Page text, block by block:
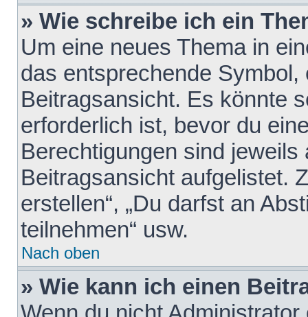
» Wie schreibe ich ein
Um eine neues Thema in
das entsprechende
Beitragsansicht. Es könnte
erforderlich ist, bevor du
Berechtigungen sind
Beitragsansicht aufgelistet.
erstellen“, „Du darfst an
teilnehmen“ usw.
Nach oben
» Wie kann ich einen